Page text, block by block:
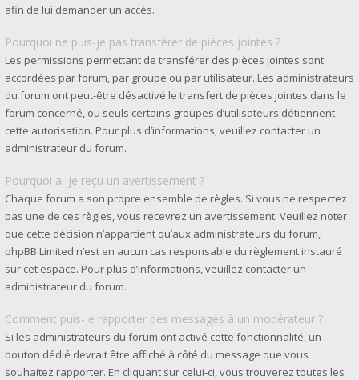
afin de lui demander un accès.
Pourquoi ne puis-je pas transférer de pièces jointes ?
Les permissions permettant de transférer des pièces jointes sont
accordées par forum, par groupe ou par utilisateur. Les administrateurs
du forum ont peut-être désactivé le transfert de pièces jointes dans le
forum concerné, ou seuls certains groupes d’utilisateurs détiennent
cette autorisation. Pour plus d’informations, veuillez contacter un
administrateur du forum.
Pourquoi ai-je reçu un avertissement ?
Chaque forum a son propre ensemble de règles. Si vous ne respectez
pas une de ces règles, vous recevrez un avertissement. Veuillez noter
que cette décision n’appartient qu’aux administrateurs du forum,
phpBB Limited n’est en aucun cas responsable du règlement instauré
sur cet espace. Pour plus d’informations, veuillez contacter un
administrateur du forum.
Comment puis-je rapporter des messages à un modérateur ?
Si les administrateurs du forum ont activé cette fonctionnalité, un
bouton dédié devrait être affiché à côté du message que vous
souhaitez rapporter. En cliquant sur celui-ci, vous trouverez toutes les